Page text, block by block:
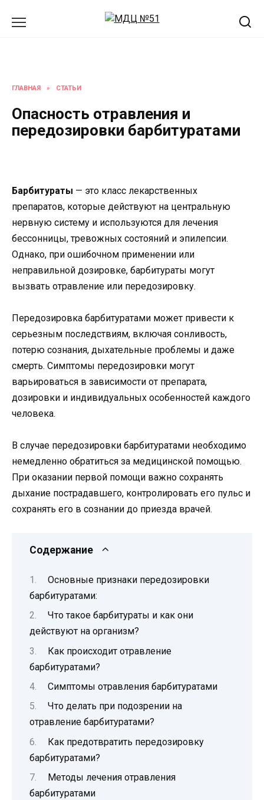
ГЛАВНАЯ » СТАТЬИ
Опасность отравления и
передозировки барбитуратами
Барбитураты — это класс лекарственных
препаратов, которые действуют на центральную
нервную систему и используются для лечения
бессонницы, тревожных состояний и эпилепсии.
Однако, при ошибочном применении или
неправильной дозировке, барбитураты могут
вызвать отравление или передозировку.
Передозировка барбитуратами может привести к
серьезным последствиям, включая сонливость,
потерю сознания, дыхательные проблемы и даже
смерть. Симптомы передозировки могут
варьироваться в зависимости от препарата,
дозировки и индивидуальных особенностей каждого
человека.
В случае передозировки барбитуратами необходимо
немедленно обратиться за медицинской помощью.
При оказании первой помощи важно сохранять
дыхание пострадавшего, контролировать его пульс и
сохранять его в сознании до приезда врачей.
Содержание
Основные признаки передозировки
барбитуратами:
Что такое барбитураты и как они
действуют на организм?
Как происходит отравление
барбитуратами?
Симптомы отравления барбитуратами
Что делать при подозрении на
отравление барбитуратами?
Как предотвратить передозировку
барбитуратами?
Методы лечения отравления
барбитуратами